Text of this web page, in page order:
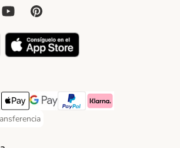
Method
Express Payment Method
Apple Pay Payment Method
Google Pay Payment Method
PayPal Payment Method
Klarna Payment Method
MethodPayment Method